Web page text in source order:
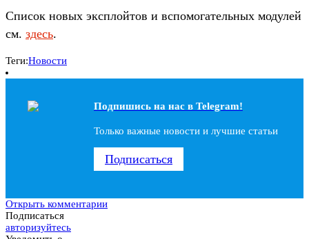
Список новых эксплойтов и вспомогательных модулей
см. здесь.
Теги:Новости
Подпишись на наc в Telegram!
Только важные новости и лучшие статьи
Подписаться
Открыть комментарии
Подписаться
авторизуйтесь